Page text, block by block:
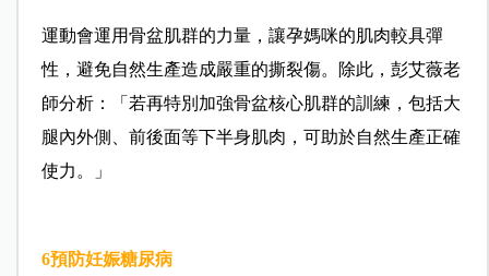
運動會運用骨盆肌群的力量，讓孕媽咪的肌肉較具彈
性，避免自然生產造成嚴重的撕裂傷。除此，彭艾薇老
師分析：「若再特別加強骨盆核心肌群的訓練，包括大
腿內外側、前後面等下半身肌肉，可助於自然生產正確
使力。」
6預防妊娠糖尿病